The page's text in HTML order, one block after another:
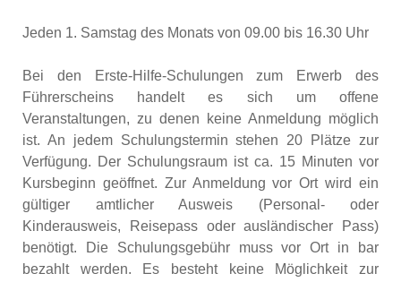
Jeden 1. Samstag des Monats von 09.00 bis 16.30 Uhr
Bei den Erste-Hilfe-Schulungen zum Erwerb des
Führerscheins handelt es sich um offene
Veranstaltungen, zu denen keine Anmeldung möglich
ist. An jedem Schulungstermin stehen 20 Plätze zur
Verfügung. Der Schulungsraum ist ca. 15 Minuten vor
Kursbeginn geöffnet. Zur Anmeldung vor Ort wird ein
gültiger amtlicher Ausweis (Personal- oder
Kinderausweis, Reisepass oder ausländischer Pass)
benötigt. Die Schulungsgebühr muss vor Ort in bar
bezahlt werden. Es besteht keine Möglichkeit zur